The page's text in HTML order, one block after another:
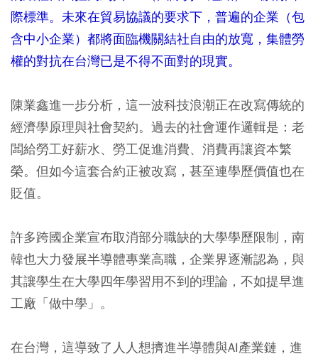
際標準。未來在貿易協議的要求下，普遍的企業（包
含中小企業）都將面臨機關結社自由的放寬，集體勞
權的對抗在台灣已是不得不面對的現實。
陳業鑫進一步分析，這一波科技浪潮正在改寫傳統的
經濟學原理與社會契約。過去的社會運作邏輯是：老
闆給勞工好薪水、勞工促進消費、消費再讓資本繁
榮。但如今這套合約正被改寫，甚至連學歷價值也在
貶值。
許多跨國企業宣布取消部分職缺的大學學歷限制，南
韓也大力發展半導體專業高職，企業界逐漸認為，與
其讓學生在大學四年學習用不到的理論，不如提早進
工廠「做中學」。
在台灣，這導致了人人想擠進半導體與AI產業鏈，進